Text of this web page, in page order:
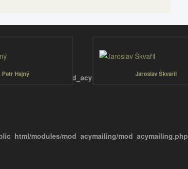
modules/mod_acymailing/mod_acymailing.php
modules/mod_acymailing/mod_acymailing.php
Petr Hajný Jaroslav Škvařil